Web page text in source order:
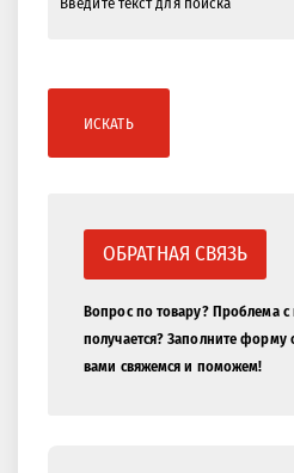
ИСКАТЬ
ОБРАТНАЯ СВЯЗЬ
Вопрос по товару? Проблема
получается? Заполните
вами свяжемся и поможем!